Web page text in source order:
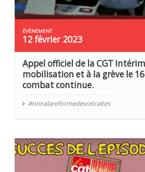
12 février 2023
Appel officiel de la CGT
mobilisation et à la grève le 16
combat continue.
#nonalareformedesretraites